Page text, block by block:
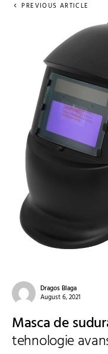
PREVIOUS ARTICLE
Dragos Blaga
August 6, 2021
Masca de
tehnologie